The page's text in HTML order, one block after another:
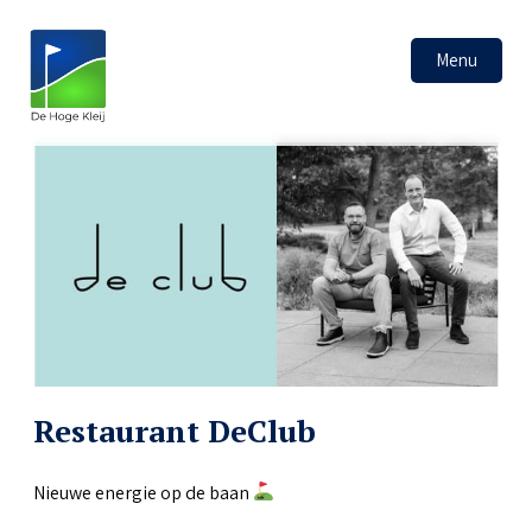
Menu
Restaurant DeClub
Nieuwe energie op de baan